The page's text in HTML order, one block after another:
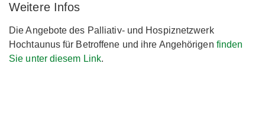
Weitere Infos
Die Angebote des Palliativ- und Hospiznetzwerk
Hochtaunus für Betroffene und ihre Angehörigen finden
Sie unter diesem Link.